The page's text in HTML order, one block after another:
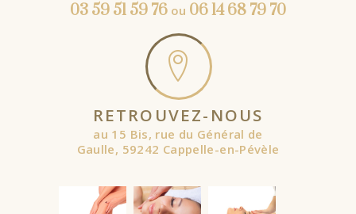
03 59 51 59 76 ou 06 14 68 79 70
RETROUVEZ-NOUS
au 15 Bis, rue du Général de
Gaulle, 59242 Cappelle-en-Pévèle